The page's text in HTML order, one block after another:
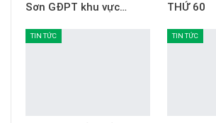
Sơn GĐPT khu vực…
THỨ 60
TIN TỨC TIN TỨC